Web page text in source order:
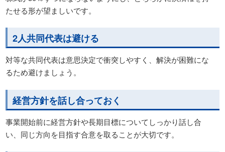
たせる形が望ましいです。
2人共同代表は避ける
対等な共同代表は意思決定で衝突しやすく、解決が困難にな
るため避けましょう。
経営方針を話し合っておく
事業開始前に経営方針や長期目標についてしっかり話し合
い、同じ方向を目指す合意を取ることが大切です。